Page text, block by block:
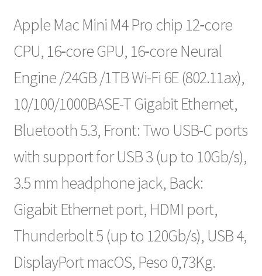
Apple Mac Mini M4 Pro chip 12‑core
CPU, 16‑core GPU, 16‑core Neural
Engine /24GB /1TBWi-Fi 6E (802.11ax),
10/100/1000BASE-T Gigabit Ethernet,
Bluetooth 5.3, Front: Two USB-C ports
with support for USB 3 (up to 10Gb/s),
3.5 mm headphone jack, Back:
Gigabit Ethernet port, HDMI port,
Thunderbolt 5 (up to 120Gb/s), USB 4,
DisplayPortmacOS, Peso 0,73Kg.